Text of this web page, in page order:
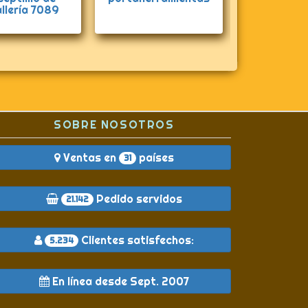
7089
SOBRE NOSOTROS
Ventas en 31 países
21.142 Pedido servidos
5.234 Clientes satisfechos:
En línea desde Sept. 2007